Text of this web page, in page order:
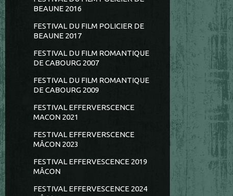
BEAUNE 2016
FESTIVAL DU FILM POLICIER DE
BEAUNE 2017
FESTIVAL DU FILM ROMANTIQUE
DE CABOURG 2007
FESTIVAL DU FILM ROMANTIQUE
DE CABOURG 2009
FESTIVAL EFFERVERSCENCE
MACON 2021
FESTIVAL EFFERVERSCENCE
MÂCON 2023
FESTIVAL EFFERVESCENCE 2019
MÂCON
FESTIVAL EFFERVESCENCE 2024